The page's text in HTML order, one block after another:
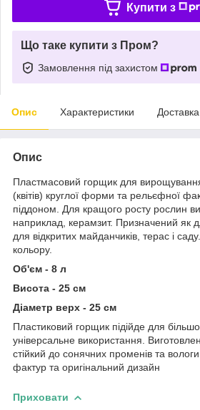
Купити з
Що таке купити з Пром?
Замовлення під захистом
Опис Характеристики Доставка
Опис
Пластмасовий горщик для
(квітів) круглої форми та рельєфної
піддоном. Для кращого росту рослин
наприклад, керамзит. Призначений як
для відкритих майданчиків, терас і
кольору.
Об'єм - 8 л
Висота - 25 см
Діаметр верх - 25 см
Пластиковий горщик підійде для
універсальне використання.
стійкий до сонячних променів та
фактур та оригінальний дизайн
Приховати